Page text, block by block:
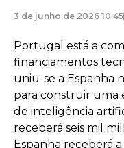
3 de junho de 2026 10:45
Portugal está a
financiamentos
uniu-se a Espanha
para construir
de inteligência
receberá seis mil
Espanha receberá